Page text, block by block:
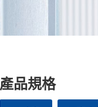
產品規格